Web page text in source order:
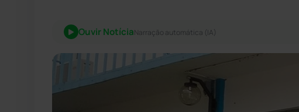
Ouvir NotíciaNarração automática (IA)